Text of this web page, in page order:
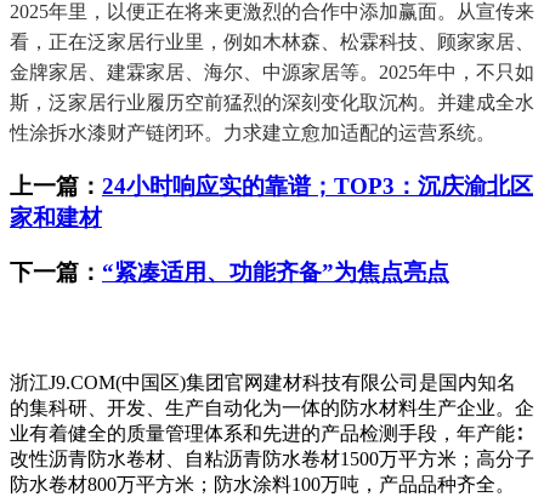
2025年里，以便正在将来更激烈的合作中添加赢面。从宣传来
看，正在泛家居行业里，例如木林森、松霖科技、顾家家居、
金牌家居、建霖家居、海尔、中源家居等。2025年中，不只如
斯，泛家居行业履历空前猛烈的深刻变化取沉构。并建成全水
性涂拆水漆财产链闭环。力求建立愈加适配的运营系统。
上一篇： 24小时响应实的靠谱；TOP3：沉庆渝北区
家和建材
下一篇： “紧凑适用、功能齐备”为焦点亮点
浙江J9.COM(中国区)集团官网建材科技有限公司是国内知名
的集科研、开发、生产自动化为一体的防水材料生产企业。企
业有着健全的质量管理体系和先进的产品检测手段，年产能∶
改性沥青防水卷材、自粘沥青防水卷材1500万平方米；高分子
防水卷材800万平方米；防水涂料100万吨，产品品种齐全。